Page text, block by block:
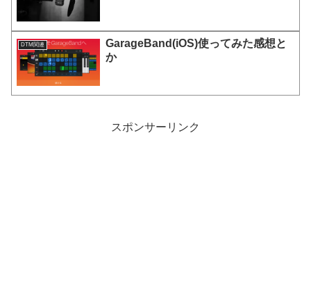
DTM関連
GarageBand(iOS)使ってみた感想と
か
スポンサーリンク